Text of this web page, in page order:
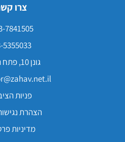
צרו
7841505
5355033
גונן 10, פתח תקווה
פניות
הצהרת
מדיניות